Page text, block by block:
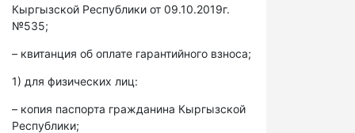
Кыргызской Республики от 09.10.2019г.
№535;
– квитанция об оплате гарантийного взноса;
1) для физических лиц:
– копия паспорта гражданина Кыргызской
Республики;